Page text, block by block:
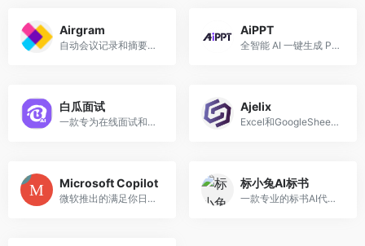
Airgram
自动会议记录和摘要的 AI 助手，Zoom、Google Meet、Teams的AI伴侣。
AiPPT
全智能 AI 一键生成 PPT
白瓜面试
一款专为在线面试和笔试场景设计的 AI 助手，支持实时语音识别、图片识别、智能辅助回答、双设备互连等功能，全平台适用。不惧面试，助你轻松拿 Offer。
Ajelix
Excel和GoogleSheets表格AI工具
Microsoft Copilot
微软推出的满足你日常工作和生活需求的 AI 助手
标小兔AI标书
一款专业的标书AI代写平台，提供专业AI标书代写服务，安全、稳定、速度快，可满足各类招投标需求，标小兔，写标书，快如兔。